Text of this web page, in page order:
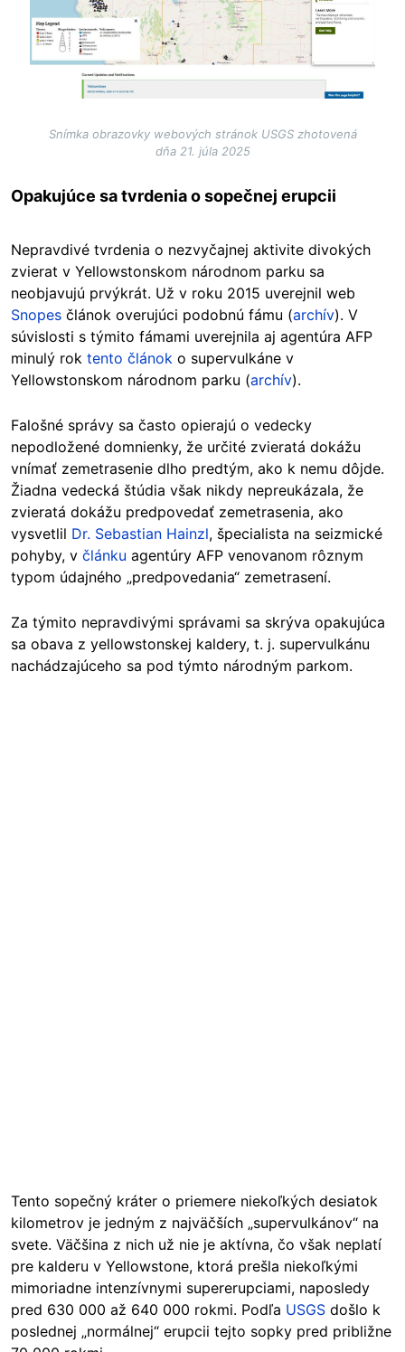
Snímka obrazovky webových stránok USGS zhotovená
dňa 21. júla 2025
Opakujúce sa tvrdenia o sopečnej erupcii
Nepravdivé tvrdenia o nezvyčajnej aktivite divokých
zvierat v Yellowstonskom národnom parku sa
neobjavujú prvýkrát. Už v roku 2015 uverejnil web
Snopes článok overujúci podobnú fámu (archív). V
súvislosti s týmito fámami uverejnila aj agentúra AFP
minulý rok tento článok o supervulkáne v
Yellowstonskom národnom parku (archív).
Falošné správy sa často opierajú o vedecky
nepodložené domnienky, že určité zvieratá dokážu
vnímať zemetrasenie dlho predtým, ako k nemu dôjde.
Žiadna vedecká štúdia však nikdy nepreukázala, že
zvieratá dokážu predpovedať zemetrasenia, ako
vysvetlil Dr. Sebastian Hainzl, špecialista na seizmické
pohyby, v článku agentúry AFP venovanom rôznym
typom údajného „predpovedania“ zemetrasení.
Za týmito nepravdivými správami sa skrýva opakujúca
sa obava z yellowstonskej kaldery, t. j. supervulkánu
nachádzajúceho sa pod týmto národným parkom.
Tento sopečný kráter o priemere niekoľkých desiatok
kilometrov je jedným z najväčších „supervulkánov“ na
svete. Väčšina z nich už nie je aktívna, čo však neplatí
pre kalderu v Yellowstone, ktorá prešla niekoľkými
mimoriadne intenzívnymi supererupciami, naposledy
pred 630 000 až 640 000 rokmi. Podľa USGS došlo k
poslednej „normálnej“ erupcii tejto sopky pred približne